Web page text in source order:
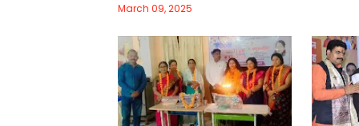
March 09, 2025